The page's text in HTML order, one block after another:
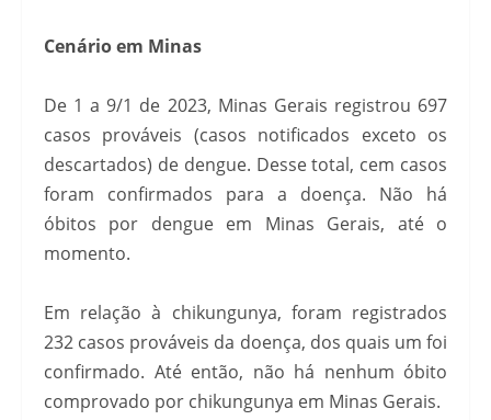
Cenário em Minas
De 1 a 9/1 de 2023, Minas Gerais registrou 697
casos prováveis (casos notificados exceto os
descartados) de dengue. Desse total, cem casos
foram confirmados para a doença. Não há
óbitos por dengue em Minas Gerais, até o
momento.
Em relação à chikungunya, foram registrados
232 casos prováveis da doença, dos quais um foi
confirmado. Até então, não há nenhum óbito
comprovado por chikungunya em Minas Gerais.